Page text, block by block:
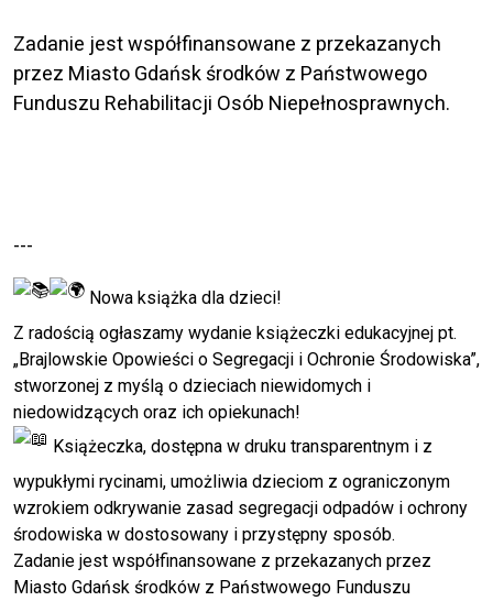
Zadanie jest współfinansowane z przekazanych
przez Miasto Gdańsk środków z Państwowego
Funduszu Rehabilitacji Osób Niepełnosprawnych.
---
Nowa książka dla dzieci!
Z radością ogłaszamy wydanie książeczki edukacyjnej pt.
„Brajlowskie Opowieści o Segregacji i Ochronie Środowiska”,
stworzonej z myślą o dzieciach niewidomych i
niedowidzących oraz ich opiekunach!
Książeczka, dostępna w druku transparentnym i z
wypukłymi rycinami, umożliwia dzieciom z ograniczonym
wzrokiem odkrywanie zasad segregacji odpadów i ochrony
środowiska w dostosowany i przystępny sposób.
Zadanie jest współfinansowane z przekazanych przez
Miasto Gdańsk środków z Państwowego Funduszu